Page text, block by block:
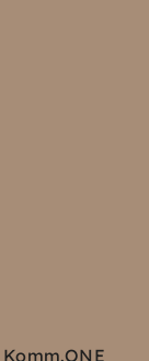
Komm.ONE